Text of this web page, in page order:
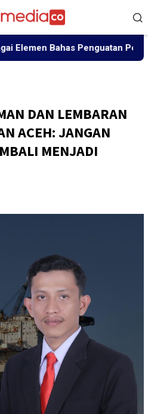
Penguatan Perdamaian
DAN LEMBARAN
ACEH: JANGAN
MENJADI